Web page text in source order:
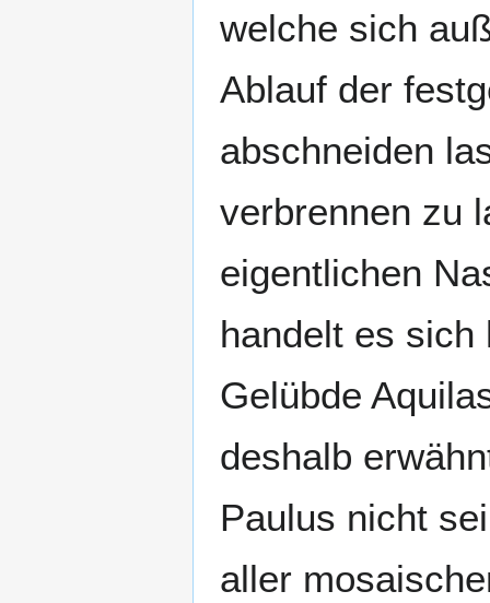
welche sich
Ablauf der
abschneiden
verbrennen zu
eigentlichen
handelt es sich
Gelübde
deshalb
Paulus nicht
aller